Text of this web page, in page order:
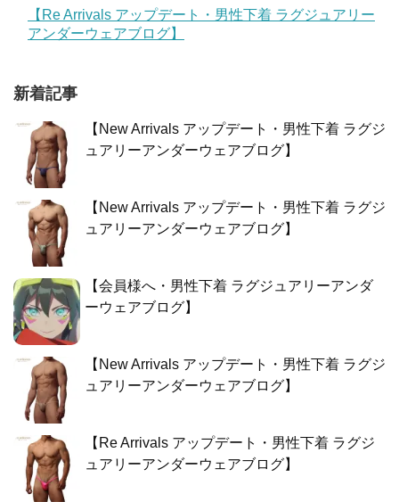
【Re Arrivals アップデート・男性下着 ラグジュアリー
アンダーウェアブログ】
新着記事
【New Arrivals アップデート・男性下着 ラグジ
ュアリーアンダーウェアブログ】
【New Arrivals アップデート・男性下着 ラグジ
ュアリーアンダーウェアブログ】
【会員様へ・男性下着 ラグジュアリーアンダ
ーウェアブログ】
【New Arrivals アップデート・男性下着 ラグジ
ュアリーアンダーウェアブログ】
【Re Arrivals アップデート・男性下着 ラグジ
ュアリーアンダーウェアブログ】